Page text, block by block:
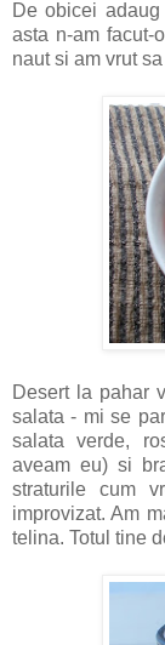
De obicei
asta n-am facut-
naut si am vrut
Desert la pahar
salata - mi se
salata verde,
aveam eu) si
straturile cum
improvizat. Am
telina. Totul tine